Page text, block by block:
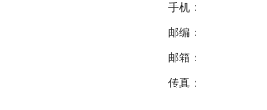
手机：
邮编：
邮箱：
传真：